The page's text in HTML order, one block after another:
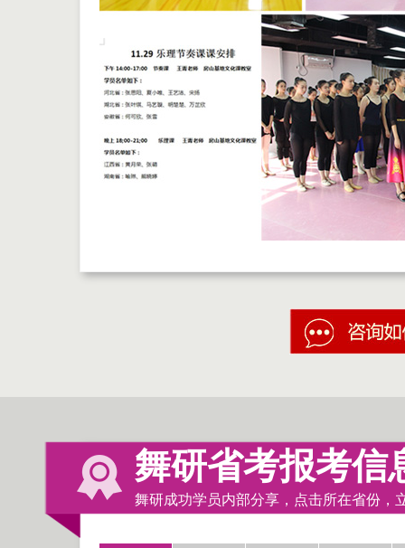
舞研省考报考信
舞研成功学员内部分享，点击所在省份，